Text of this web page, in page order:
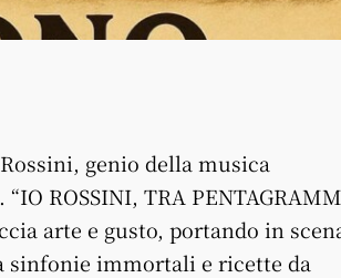
genio della musica
ROSSINI, TRA
arte e gusto, portando in
sinfonie immortali e ricette da